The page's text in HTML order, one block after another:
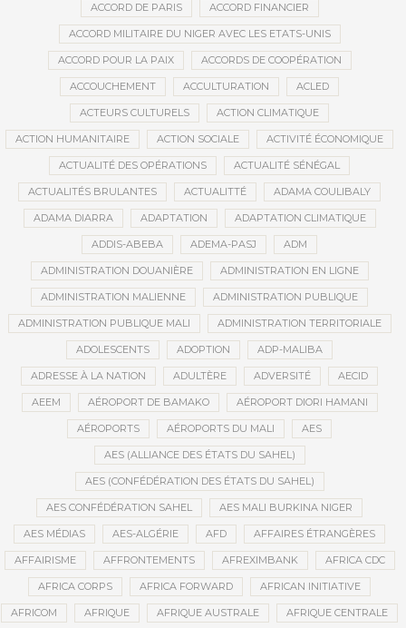
ACCORD DE PARIS ACCORD FINANCIER
ACCORD MILITAIRE DU NIGER AVEC LES ETATS-UNIS
ACCORD POUR LA PAIX ACCORDS DE COOPÉRATION
ACCOUCHEMENT ACCULTURATION ACLED
ACTEURS CULTURELS ACTION CLIMATIQUE
ACTION HUMANITAIRE ACTION SOCIALE ACTIVITÉ ÉCONOMIQUE
ACTUALITÉ DES OPÉRATIONS ACTUALITÉ SÉNÉGAL
ACTUALITÉS BRULANTES ACTUALITTÉ ADAMA COULIBALY
ADAMA DIARRA ADAPTATION ADAPTATION CLIMATIQUE
ADDIS-ABEBA ADEMA-PASJ ADM
ADMINISTRATION DOUANIÈRE ADMINISTRATION EN LIGNE
ADMINISTRATION MALIENNE ADMINISTRATION PUBLIQUE
ADMINISTRATION PUBLIQUE MALI ADMINISTRATION TERRITORIALE
ADOLESCENTS ADOPTION ADP-MALIBA
ADRESSE À LA NATION ADULTÈRE ADVERSITÉ AECID
AEEM AÉROPORT DE BAMAKO AÉROPORT DIORI HAMANI
AÉROPORTS AÉROPORTS DU MALI AES
AES (ALLIANCE DES ÉTATS DU SAHEL)
AES (CONFÉDÉRATION DES ÉTATS DU SAHEL)
AES CONFÉDÉRATION SAHEL AES MALI BURKINA NIGER
AES MÉDIAS AES-ALGÉRIE AFD AFFAIRES ÉTRANGÈRES
AFFAIRISME AFFRONTEMENTS AFREXIMBANK AFRICA CDC
AFRICA CORPS AFRICA FORWARD AFRICAN INITIATIVE
AFRICOM AFRIQUE AFRIQUE AUSTRALE AFRIQUE CENTRALE